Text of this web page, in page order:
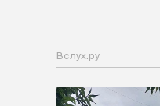
Вслух.ру